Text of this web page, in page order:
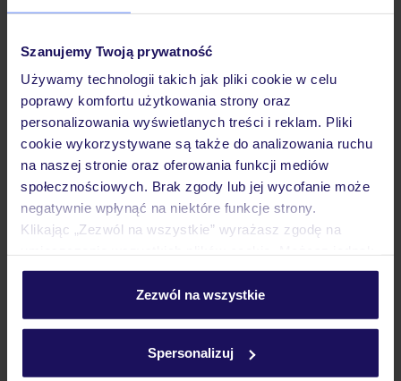
Szanujemy Twoją prywatność
Używamy technologii takich jak pliki cookie w celu
poprawy komfortu użytkowania strony oraz
personalizowania wyświetlanych treści i reklam. Pliki
cookie wykorzystywane są także do analizowania ruchu
na naszej stronie oraz oferowania funkcji mediów
społecznościowych. Brak zgody lub jej wycofanie może
negatywnie wpłynąć na niektóre funkcje strony.
Klikając „Zezwól na wszystkie” wyrażasz zgodę na
personalizować swój wybór wchodząc w zakładkę
Szczegółowe informacje o plikach cookie znajdziesz
Zezwól na wszystkie
Spersonalizuj
Pokoje
Wyżywienie
Atrakcje
Ważne informacje
Często zadawane pytania
Jak zmienić uczestników/osobę zgłaszającą?